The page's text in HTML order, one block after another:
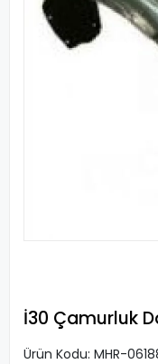
İ30 Çamurluk
Ürün Kodu: MHR-